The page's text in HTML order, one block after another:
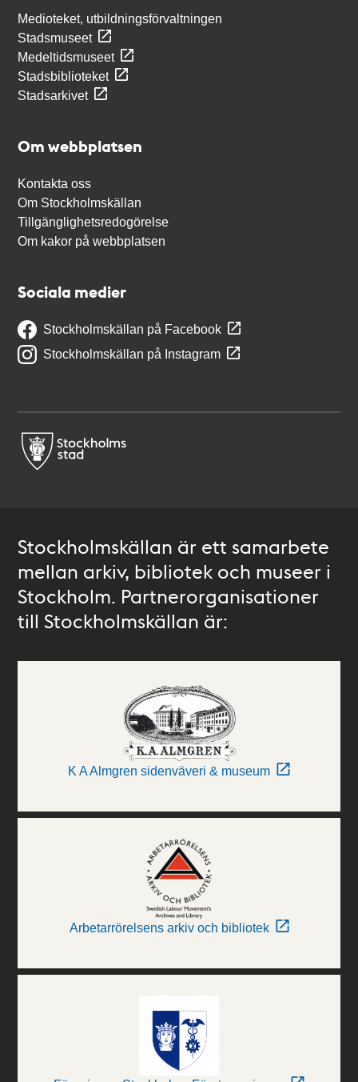
Medioteket, utbildningsförvaltningen
Stadsmuseet
Medeltidsmuseet
Stadsbiblioteket
Stadsarkivet
Om webbplatsen
Kontakta oss
Om Stockholmskällan
Tillgänglighetsredogörelse
Om kakor på webbplatsen
Sociala medier
Stockholmskällan på Facebook
Stockholmskällan på Instagram
Stockholmskällan är ett samarbete
mellan arkiv, bibliotek och museer i
Stockholm. Partnerorganisationer
till Stockholmskällan är:
K A Almgren sidenväveri & museum
Arbetarrörelsens arkiv och bibliotek